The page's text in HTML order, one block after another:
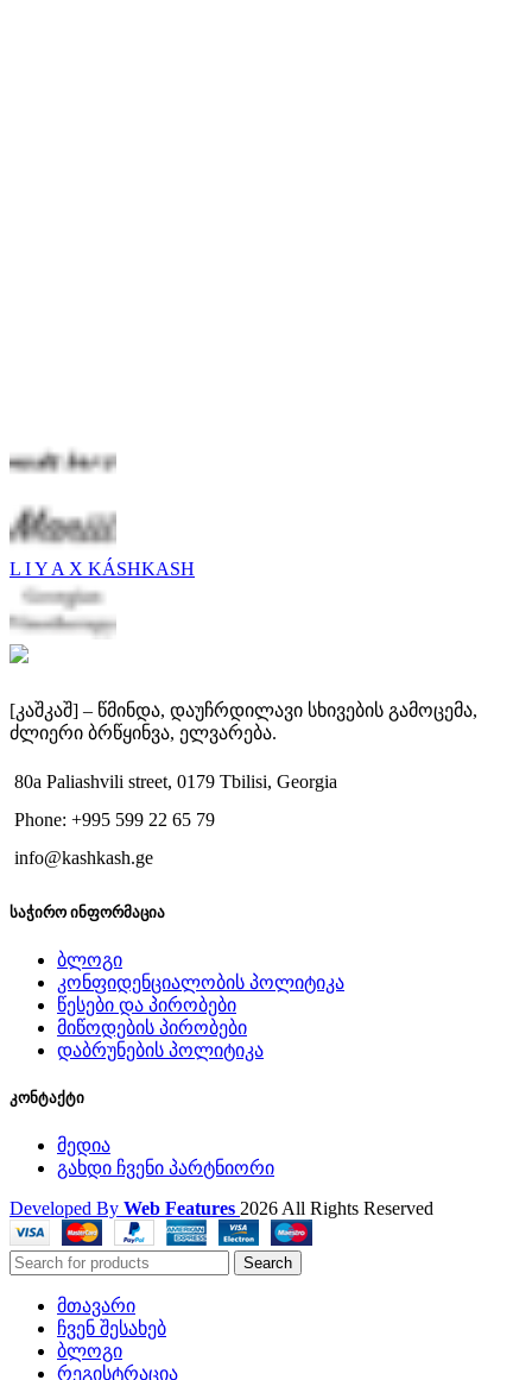
L I Y A X KÁSHKASH
[კაშკაშ] – წმინდა, დაუჩრდილავი სხივების გამოცემა,
ძლიერი ბრწყინვა, ელვარება.
80a Paliashvili street, 0179 Tbilisi, Georgia
Phone: +995 599 22 65 79
info@kashkash.ge
საჭირო ინფორმაცია
ბლოგი
კონფიდენციალობის პოლიტიკა
წესები და პირობები
მიწოდების პირობები
დაბრუნების პოლიტიკა
კონტაქტი
მედია
გახდი ჩვენი პარტნიორი
Developed By Web Features 2026 All Rights Reserved
Search
მთავარი
ჩვენ შესახებ
ბლოგი
რეგისტრაცია